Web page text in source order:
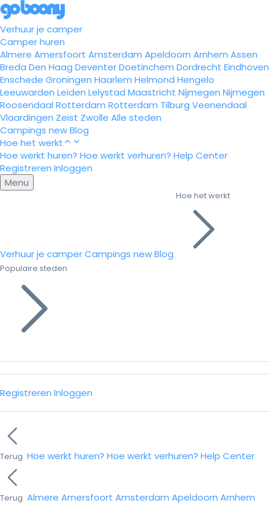
Verhuur je camper
Camper huren
Almere Amersfoort Amsterdam Apeldoorn Arnhem Assen
Breda Den Haag DeventerDoetinchem Dordrecht Eindhoven
Enschede Groningen Haarlem Helmond Hengelo
Leeuwarden Leiden Lelystad Maastricht Nijmegen Nijmegen
Roosendaal Rotterdam Rotterdam Tilburg Veenendaal
Vlaardingen Zeist Zwolle Alle steden
Campings newBlog
Hoe het werkt
Hoe werkt huren? Hoe werkt verhuren? Help Center
Registreren Inloggen
Menu
Verhuur je camperCampings newBlog
Hoe het werkt
Populaire steden
Registreren Inloggen
Terug Hoe werkt huren? Hoe werkt verhuren? Help Center
Terug Almere Amersfoort Amsterdam Apeldoorn Arnhem